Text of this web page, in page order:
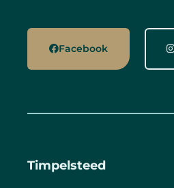
Facebook
Timpelsteed